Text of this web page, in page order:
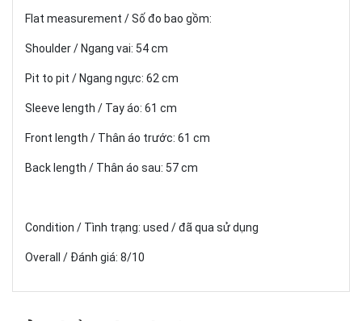
Flat measurement / Số đo bao gồm:
Shoulder / Ngang vai: 54 cm
Pit to pit / Ngang ngực: 62 cm
Sleeve length / Tay áo: 61 cm
Front length / Thân áo trước: 61 cm
Back length / Thân áo sau: 57 cm
Condition / Tình trạng: used / đã qua sử dụng
Overall / Đánh giá: 8/10